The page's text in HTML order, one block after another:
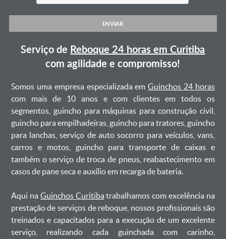
ENVIAR
Serviço de Reboque 24 horas em Curitiba
com agilidade e compromisso!
Somos uma empresa especializada emGuinchos 24 horas
com mais de 10 anos e com clientes em todos os
segmentos, guincho para máquinas para construção civil,
guincho para empilhadeiras, guincho para tratores, guincho
para lanchas, serviço de auto socorro para veículos, vans,
carros e motos, guincho para transporte de caixas e
também o serviço de troca de pneus, reabastecimento em
casos de pane seca e auxílio em recarga de bateria. ㅤㅤ
Aqui na Guinchos Curitiba trabalhamos com excelência na
prestação de serviços de reboque, nossos profissionais são
treinados e capacitados para a execução de um excelente
serviço, realizando cada guinchada com carinho,